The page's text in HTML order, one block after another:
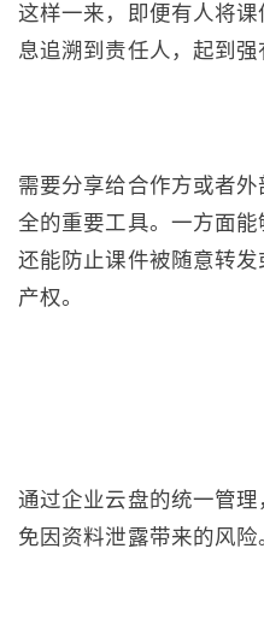
这样一来，即便有人将
息追溯到责任人，起到强
需要分享给合作方或者
全的重要工具。一方面
还能防止课件被随意转
产权。
通过企业云盘的统一管
免因资料泄露带来的风险